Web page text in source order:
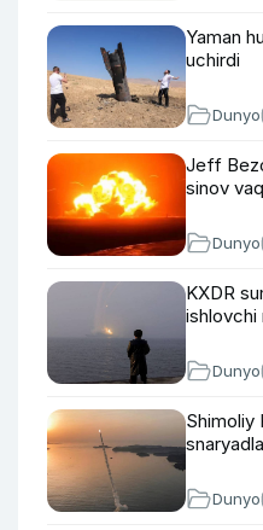
Yaman
uchirdi
Dunyo
Jeff
sinov
Dunyo
KXDR
ishlovchi
Dunyo
Shimoliy
Dunyo